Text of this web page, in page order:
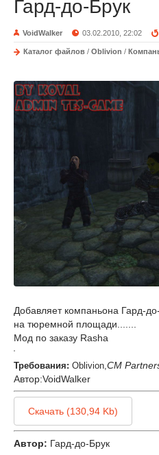
Гард-до-Брук
VoidWalker 03.02.2010, 22:02
Каталог файлов / Oblivion /
Добавляет компаньона Гард-
на тюремной площади.......
Мод по заказу Rasha
Требования: Oblivion,CM
Автор:VoidWalker
Скачать (130,94 Kb)
Автор: Гард-до-Брук